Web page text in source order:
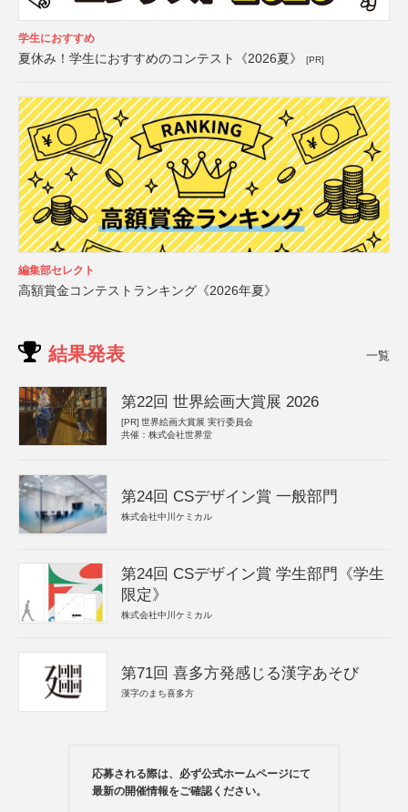
学生におすすめ
夏休み！学生におすすめのコンテスト《2026夏》 [PR]
編集部セレクト
高額賞金コンテストランキング《2026年夏》
結果発表 一覧
第22回 世界絵画大賞展 2026
[PR] 世界絵画大賞展 実行委員会
共催：株式会社世界堂
第24回 CSデザイン賞 一般部門
株式会社中川ケミカル
第24回 CSデザイン賞 学生部門《学生
限定》
株式会社中川ケミカル
第71回 喜多方発感じる漢字あそび
漢字のまち喜多方
応募される際は、必ず公式ホームページにて
最新の開催情報をご確認ください。